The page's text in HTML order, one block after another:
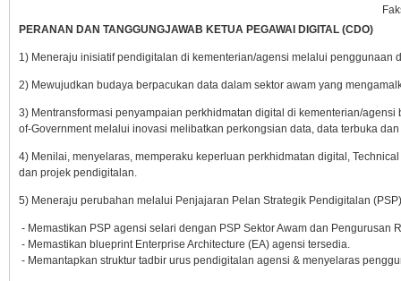
PERANAN DAN TANGGUNGJAWAB KETUA PEGAWAI DIGITAL (CDO)
1) Meneraju inisiatif pendigitalan di kementerian/agensi melalui penggunaan
2) Mewujudkan budaya berpacukan data dalam sektor awam yang
3) Mentransformasi penyampaian perkhidmatan digital di kementerian/
of-Government melalui inovasi melibatkan perkongsian data, data terbuka
4) Menilai, menyelaras, memperaku keperluan perkhidmatan digital,
dan projek pendigitalan.
5) Meneraju perubahan melalui Penjajaran Pelan Strategik Pendigitalan
- Memastikan PSP agensi selari dengan PSP Sektor Awam dan Pengurusan
- Memastikan blueprint Enterprise Architecture (EA) agensi tersedia.
- Memantapkan struktur tadbir urus pendigitalan agensi & menyelaras